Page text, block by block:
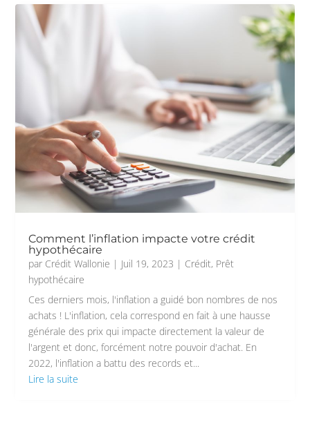
Comment l’inflation impacte votre crédit
hypothécaire
par Crédit Wallonie | Juil 19, 2023 | Crédit, Prêt
hypothécaire
Ces derniers mois, l'inflation a guidé bon nombres de nos
achats ! L'inflation, cela correspond en fait à une hausse
générale des prix qui impacte directement la valeur de
l'argent et donc, forcément notre pouvoir d'achat. En
2022, l'inflation a battu des records et...
Lire la suite